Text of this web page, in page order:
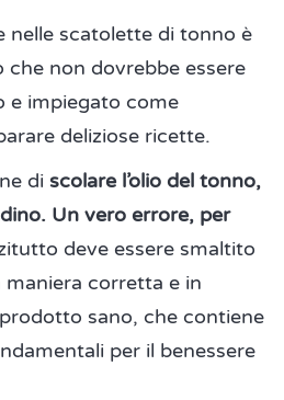
nelle scatolette di tonno è
che non dovrebbe essere
e impiegato come
deliziose ricette.
di scolare l’olio del tonno,
Un vero errore, per
deve essere smaltito
corretta e in
sano, che contiene
per il benessere